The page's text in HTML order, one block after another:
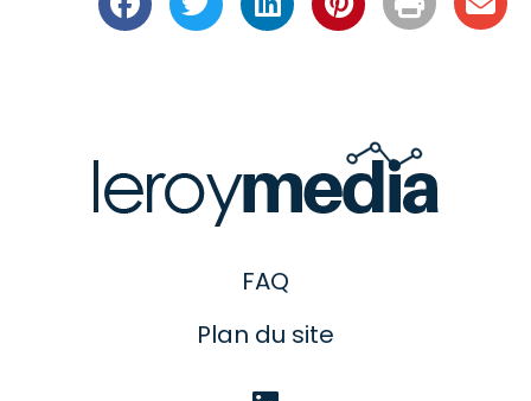
FAQ
Plan du site